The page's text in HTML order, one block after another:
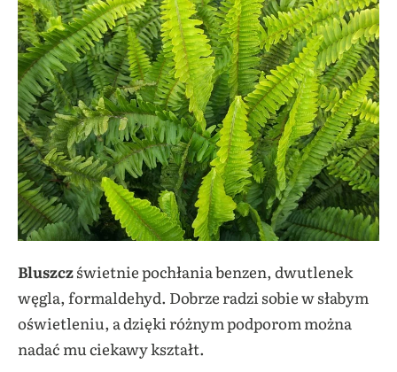
Bluszczświetnie pochłania benzen, dwutlenek
węgla, formaldehyd. Dobrze radzi sobie w słabym
oświetleniu, a dzięki różnym podporom można
nadać mu ciekawy kształt.